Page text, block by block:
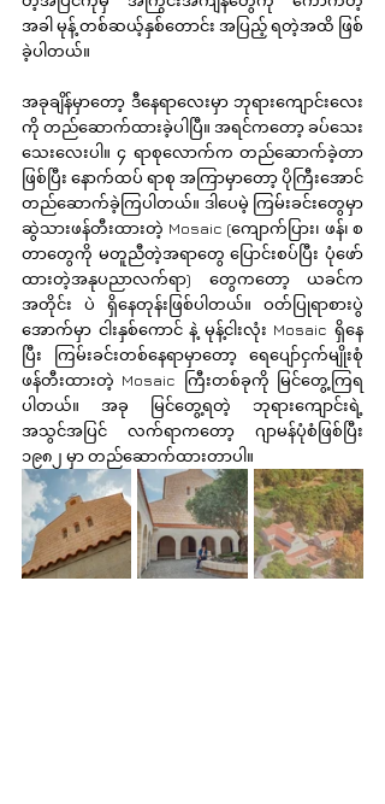
အခါ မုန့် တစ်ဆယ့်နှစ်တောင်း အပြည့် ရတဲ့အထိ ဖြစ်
ခဲ့ပါတယ်။
အခုချိန်မှာတော့ ဒီနေရာလေးမှာ ဘုရားကျောင်းလေး
ကို တည်ဆောက်ထားခဲ့ပါပြီ။ အရင်ကတော့ ခပ်သေး
သေးလေးပါ။ ၄ ရာစုလောက်က တည်ဆောက်ခဲ့တာ
ဖြစ်ပြီး နောက်ထပ် ရာစု အကြာမှာတော့ ပိုကြီးအောင်
တည်ဆောက်ခဲ့ကြပါတယ်။ ဒါပေမဲ့ ကြမ်းခင်းတွေမှာ
ဆွဲသားဖန်တီးထားတဲ့ Mosaic (ကျောက်ပြား၊ ဖန်၊ စ
တာတွေကို မတူညီတဲ့အရာတွေ ပြောင်းစပ်ပြီး ပုံဖော်
ထားတဲ့အနုပညာလက်ရာ) တွေကတော့ ယခင်က
အတိုင်း ပဲ ရှိနေတုန်းဖြစ်ပါတယ်။ ဝတ်ပြုရာစားပွဲ
အောက်မှာ ငါးနှစ်ကောင် နဲ့ မုန့်ငါးလုံး Mosaic ရှိနေ
ပြီး ကြမ်းခင်းတစ်နေရာမှာတော့ ရေပျော်ငှက်မျိုးစုံ
ဖန်တီးထားတဲ့ Mosaic ကြီးတစ်ခုကို မြင်တွေ့ကြရ
ပါတယ်။ အခု မြင်တွေ့ရတဲ့ ဘုရားကျောင်းရဲ့
အသွင်အပြင် လက်ရာကတော့ ဂျာမန်ပုံစံဖြစ်ပြီး
၁၉၈၂ မှာ တည်ဆောက်ထားတာပါ။